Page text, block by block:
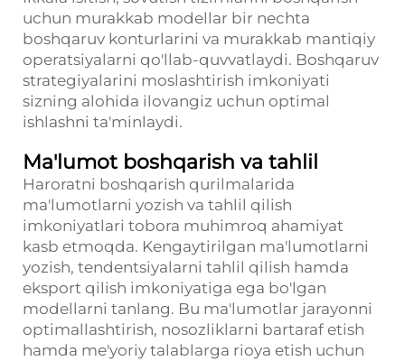
uchun murakkab modellar bir nechta
boshqaruv konturlarini va murakkab mantiqiy
operatsiyalarni qo'llab-quvvatlaydi. Boshqaruv
strategiyalarini moslashtirish imkoniyati
sizning alohida ilovangiz uchun optimal
ishlashni ta'minlaydi.
Ma'lumot boshqarish va tahlil
Haroratni boshqarish qurilmalarida
ma'lumotlarni yozish va tahlil qilish
imkoniyatlari tobora muhimroq ahamiyat
kasb etmoqda. Kengaytirilgan ma'lumotlarni
yozish, tendentsiyalarni tahlil qilish hamda
eksport qilish imkoniyatiga ega bo'lgan
modellarni tanlang. Bu ma'lumotlar jarayonni
optimallashtirish, nosozliklarni bartaraf etish
hamda me'yoriy talablarga rioya etish uchun